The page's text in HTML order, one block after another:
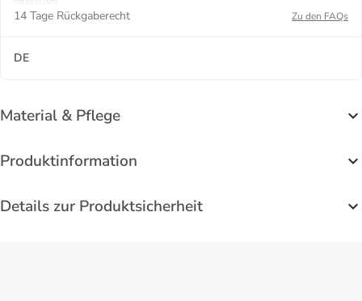
14 Tage Rückgaberecht
Zu den FAQs
DE
Material & Pflege
Produktinformation
Details zur Produktsicherheit